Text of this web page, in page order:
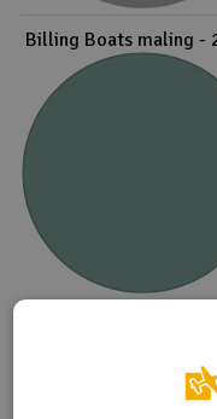
Billing Boats maling -